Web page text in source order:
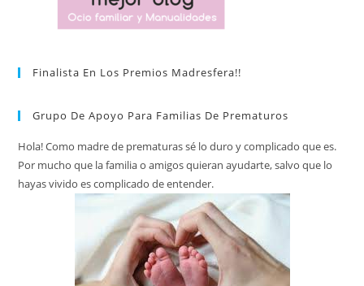
Finalista En Los Premios Madresfera!!
Grupo De Apoyo Para Familias De Prematuros
Hola! Como madre de prematuras sé lo duro y complicado que es.
Por mucho que la familia o amigos quieran ayudarte, salvo que lo
hayas vivido es complicado de entender.